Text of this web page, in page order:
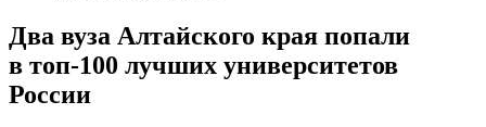
Два вуза Алтайского края попали
в топ-100 лучших университетов
России